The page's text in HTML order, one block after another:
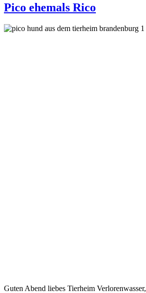
Pico ehemals Rico
Guten Abend liebes Tierheim Verlorenwasser,